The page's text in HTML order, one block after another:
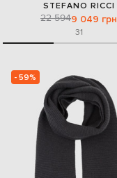
STEFANO RICCI
22 5949 049 грн
31
- 59%